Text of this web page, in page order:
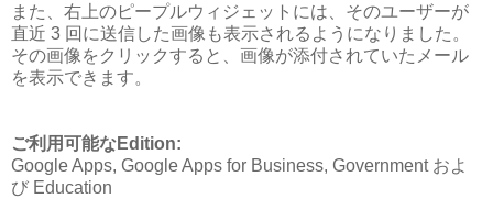
また、右上のピープルウィジェットには、そのユーザーが
直近 3 回に送信した画像も表示されるようになりました。
その画像をクリックすると、画像が添付されていたメール
を表示できます。
ご利用可能なEdition:
Google Apps, Google Apps for Business, Government およ
び Education